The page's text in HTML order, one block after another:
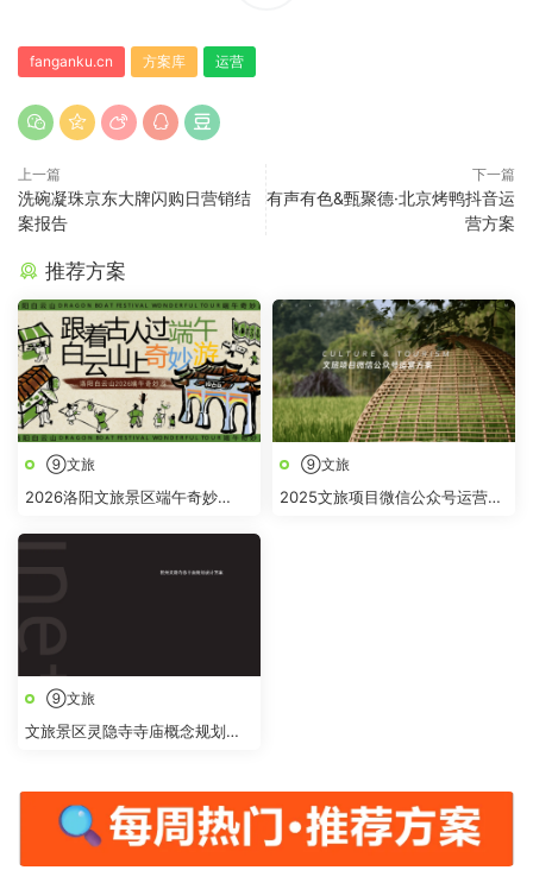
fanganku.cn 方案库 运营
上一篇
洗碗凝珠京东大牌闪购日营销结
案报告
下一篇
有声有色&甄聚德·北京烤鸭抖音运
营方案
推荐方案
⑨文旅
2026洛阳文旅景区端午奇妙
⑨文旅
2025文旅项目微信公众号运营方
⑨文旅
文旅景区灵隐寺寺庙概念规划提